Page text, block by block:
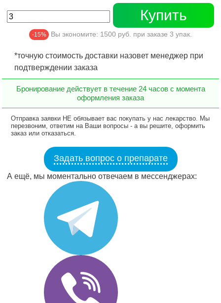
Купить
-15% Вы экономите: 1500 руб. при заказе 3 упак.
*точную стоимость доставки назовет менеджер при
подтверждении заказа
Бронирование действует в течение 24 часов с момента
оформления заказа
Отправка заявки НЕ обязывает вас покупать у нас лекарство. Мы
перезвоним, ответим на Ваши вопросы - а вы решите, оформить
заказ или отказаться.
Задать вопрос о препарате
А ещё, мы моментально отвечаем в мессенджерах: